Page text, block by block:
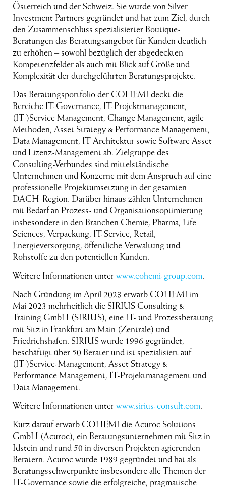
Österreich und der Schweiz. Sie wurde von Silver
Investment Partners gegründet und hat zum Ziel, durch
den Zusammenschluss spezialisierter Boutique-
Beratungen das Beratungsangebot für Kunden deutlich
zu erhöhen – sowohl bezüglich der abgedeckten
Kompetenzfelder als auch mit Blick auf Größe und
Komplexität der durchgeführten Beratungsprojekte.
Das Beratungsportfolio der COHEMI deckt die
Bereiche IT-Governance, IT-Projektmanagement,
(IT-)Service Management, Change Management, agile
Methoden, Asset Strategy & Performance Management,
Data Management, IT Architektur sowie Software Asset
und Lizenz-Management ab. Zielgruppe des
Consulting-Verbundes sind mittelständische
Unternehmen und Konzerne mit dem Anspruch auf eine
professionelle Projektumsetzung in der gesamten
DACH-Region. Darüber hinaus zählen Unternehmen
mit Bedarf an Prozess- und Organisationsoptimierung
insbesondere in den Branchen Chemie, Pharma, Life
Sciences, Verpackung, IT-Service, Retail,
Energieversorgung, öffentliche Verwaltung und
Rohstoffe zu den potentiellen Kunden.
Weitere Informationen unterwww.cohemi-group.com.
Nach Gründung im April 2023 erwarb COHEMI im
Mai 2023 mehrheitlich die SIRIUS Consulting &
Training GmbH (SIRIUS), eine IT- und Prozessberatung
mit Sitz in Frankfurt am Main (Zentrale) und
Friedrichshafen. SIRIUS wurde 1996 gegründet,
beschäftigt über 50 Berater und ist spezialisiert auf
(IT-)Service-Management, Asset Strategy &
Performance Management, IT-Projektmanagement und
Data Management.
Weitere Informationen unterwww.sirius-consult.com.
Kurz darauf erwarb COHEMI die Acuroc Solutions
GmbH (Acuroc), ein Beratungsunternehmen mit Sitz in
Idstein und rund 50 in diversen Projekten agierenden
Beratern. Acuroc wurde 1989 gegründet und hat als
Beratungsschwerpunkte insbesondere alle Themen der
IT-Governance sowie die erfolgreiche, pragmatische